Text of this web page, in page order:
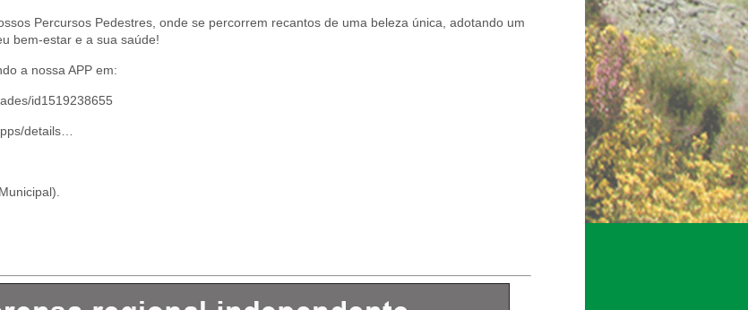
Percursos Pedestres, onde se percorrem recantos de uma beleza única, adotando um
bem-estar e a sua saúde!
a nossa APP em:
id1519238655
details…